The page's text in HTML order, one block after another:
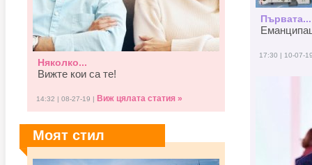
Няколко...
Вижте кои са те!
14:32 | 08-27-19 | Виж цялата статия »
Моят стил
Първата...
17:30 | 10-07-